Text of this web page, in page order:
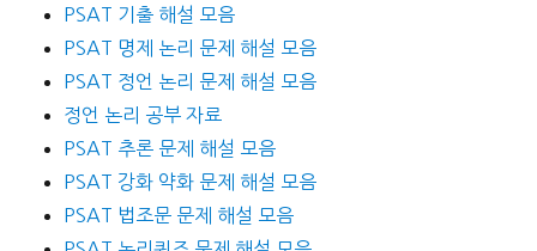
PSAT 기출 해설 모음
PSAT 명제 논리 문제 해설 모음
PSAT 정언 논리 문제 해설 모음
정언 논리 공부 자료
PSAT 추론 문제 해설 모음
PSAT 강화 약화 문제 해설 모음
PSAT 법조문 문제 해설 모음